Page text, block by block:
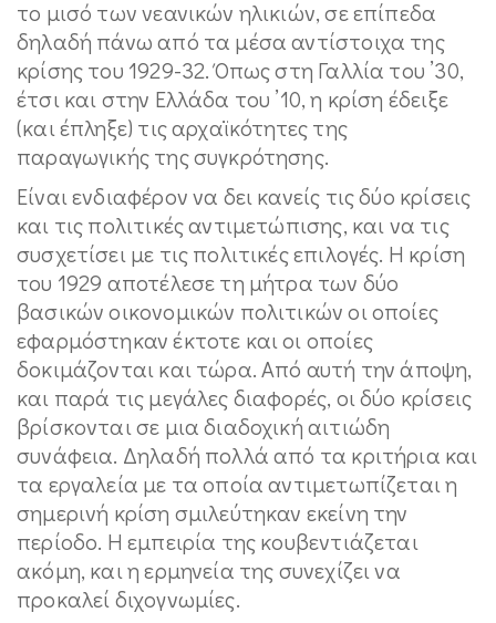
το μισό των νεανικών ηλικιών, σε επίπεδα
δηλαδή πάνω από τα μέσα αντίστοιχα της
κρίσης του 1929-32. Όπως στη Γαλλία του ’30,
έτσι και στην Ελλάδα του ’10, η κρίση έδειξε
(και έπληξε) τις αρχαϊκότητες της
παραγωγικής της συγκρότησης.
Είναι ενδιαφέρον να δει κανείς τις δύο κρίσεις
και τις πολιτικές αντιμετώπισης, και να τις
συσχετίσει με τις πολιτικές επιλογές. Η κρίση
του 1929 αποτέλεσε τη μήτρα των δύο
βασικών οικονομικών πολιτικών οι οποίες
εφαρμόστηκαν έκτοτε και οι οποίες
δοκιμάζονται και τώρα. Από αυτή την άποψη,
και παρά τις μεγάλες διαφορές, οι δύο κρίσεις
βρίσκονται σε μια διαδοχική αιτιώδη
συνάφεια. Δηλαδή πολλά από τα κριτήρια και
τα εργαλεία με τα οποία αντιμετωπίζεται η
σημερινή κρίση σμιλεύτηκαν εκείνη την
περίοδο. Η εμπειρία της κουβεντιάζεται
ακόμη, και η ερμηνεία της συνεχίζει να
προκαλεί διχογνωμίες.